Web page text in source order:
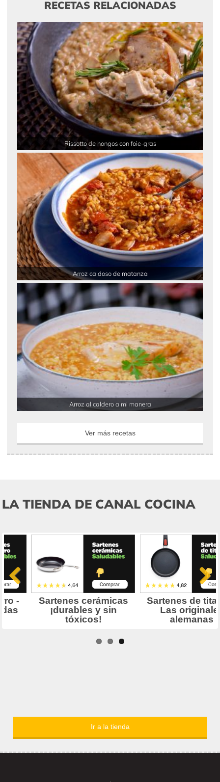
RECETAS RELACIONADAS
Rissotto de hongos con foie-gras
Arroz caldoso de matanza
Arroz al caldero a mi manera
Ver más recetas
LA TIENDA DE CANAL COCINA
Ir a la tienda